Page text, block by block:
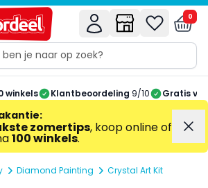
0
winkels Klantbeoordeling 9/10 Gratis
:
zomertips, koop online of
100 winkels.
Diamond Painting Crystal Art Kit